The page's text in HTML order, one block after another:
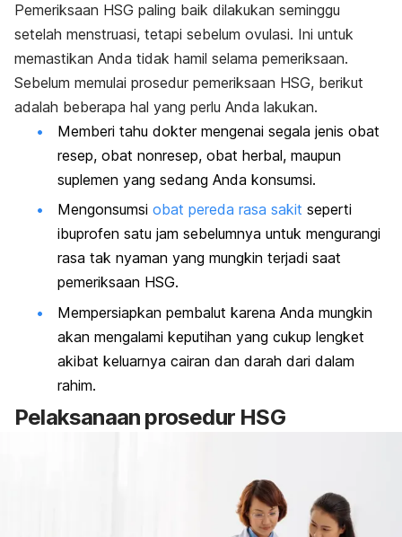
Pemeriksaan HSG paling baik dilakukan seminggu
setelah menstruasi, tetapi sebelum ovulasi. Ini untuk
memastikan Anda tidak hamil selama pemeriksaan.
Sebelum memulai prosedur pemeriksaan HSG, berikut
adalah beberapa hal yang perlu Anda lakukan.
Memberi tahu dokter mengenai segala jenis obat
resep, obat nonresep, obat herbal, maupun
suplemen yang sedang Anda konsumsi.
Mengonsumsi obat pereda rasa sakit seperti
ibuprofen satu jam sebelumnya untuk mengurangi
rasa tak nyaman yang mungkin terjadi saat
pemeriksaan HSG.
Mempersiapkan pembalut karena Anda mungkin
akan mengalami keputihan yang cukup lengket
akibat keluarnya cairan dan darah dari dalam
rahim.
Pelaksanaan prosedur HSG